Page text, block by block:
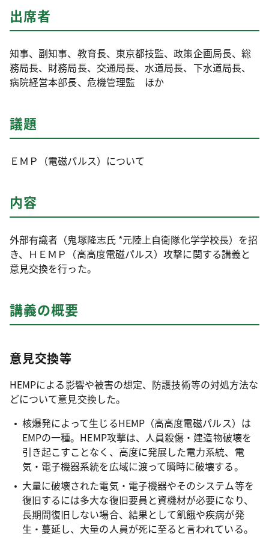
出席者
知事、副知事、教育長、東京都技監、政策企画局長、総
務局長、財務局長、交通局長、水道局長、下水道局長、
病院経営本部長、危機管理監 ほか
議題
ＥＭＰ（電磁パルス）について
内容
外部有識者（鬼塚隆志氏 *元陸上自衛隊化学学校長）を招
き、ＨＥＭＰ（高高度電磁パルス）攻撃に関する講義と
意見交換を行った。
講義の概要
意見交換等
HEMPによる影響や被害の想定、防護技術等の対処方法な
どについて意見交換した。
核爆発によって生じるHEMP（高高度電磁パルス）は
EMPの一種。HEMP攻撃は、人員殺傷・建造物破壊を
引き起こすことなく、高度に発展した電力系統、電
気・電子機器系統を広域に渡って瞬時に破壊する。
大量に破壊された電気・電子機器やそのシステム等を
復旧するには多大な復旧要員と資機材が必要になり、
長期間復旧しない場合、結果として飢餓や疾病が発
生・蔓延し、大量の人員が死に至ると言われている。